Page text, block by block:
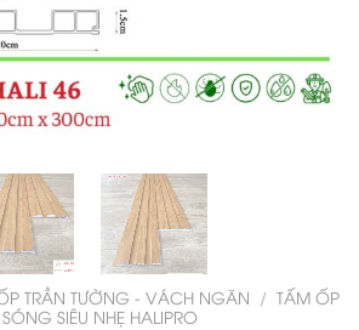
TRẦN TƯỜNG - VÁCH NGĂN / TẤM ỐP
SIÊU NHẸ HALIPRO